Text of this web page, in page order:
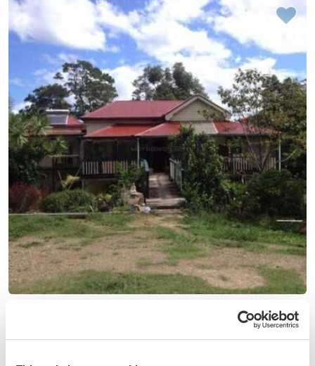
(3)